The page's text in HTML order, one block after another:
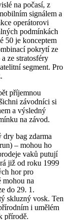
na počasí, z
signálem a
operátorovi
podmínkách
50 je konceptem
pokrytí ze
ze stratosféry
segment. Pro
příjemnou
závodníci si
a výsledný
na závod.
bag zdarma
– mohou ho
vaků putují
již od roku 1999
hor pro
mohou na
do 29. 1.
skluzný vosk. Ten
i umělém
přírodě.